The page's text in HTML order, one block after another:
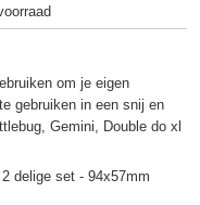
om je eigen
gebruiken in een snij en
Gemini, Double do xl
delige set - 94x57mm